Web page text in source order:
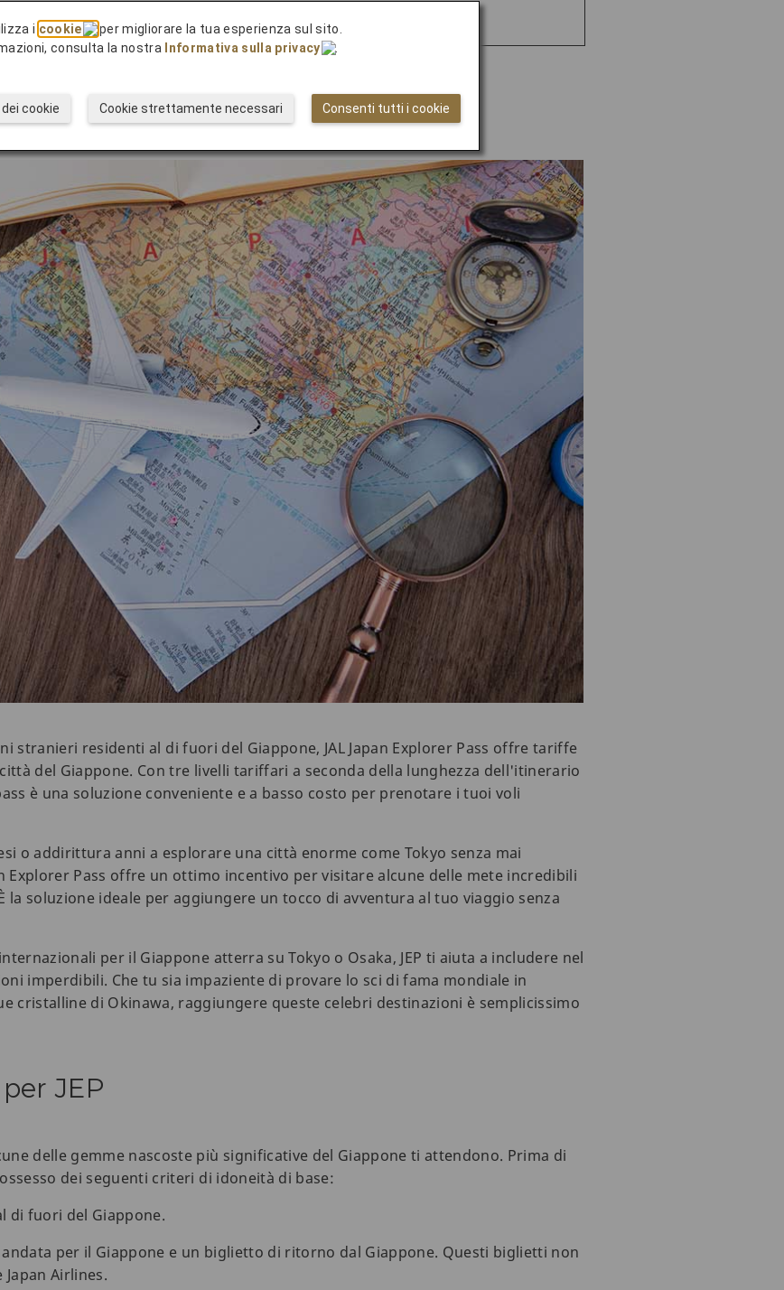
Japan Explorer Pass
Explorer Pass?
stranieri residenti al di fuori del Giappone, JAL Japan Explorer Pass offre tariffe
del Giappone. Con tre livelli tariffari a seconda della lunghezza dell'itinerario
è una soluzione conveniente e a basso costo per prenotare i tuoi voli
o addirittura anni a esplorare una città enorme come Tokyo senza mai
Explorer Pass offre un ottimo incentivo per visitare alcune delle mete incredibili
la soluzione ideale per aggiungere un tocco di avventura al tuo viaggio senza
per il Giappone atterra su Tokyo o Osaka, JEP ti aiuta a includere nel
imperdibili. Che tu sia impaziente di provare lo sci di fama mondiale in
cristalline di Okinawa, raggiungere queste celebri destinazioni è semplicissimo
JEP
delle gemme nascoste più significative del Giappone ti attendono. Prima di
dei seguenti criteri di idoneità di base:
di fuori del Giappone.
per il Giappone e un biglietto di ritorno dal Giappone. Questi biglietti non
Airlines.
i cookie
per migliorare la tua esperienza sul sito.
consulta la nostra
Informativa sulla privacy .
Consenti tutti i cookie
Cookie strettamente necessari
cookie